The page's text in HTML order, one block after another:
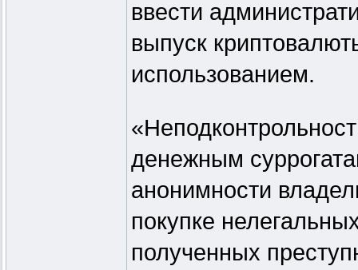
ввести
выпуск
использованием.
денежным
анонимности
покупке
полученных